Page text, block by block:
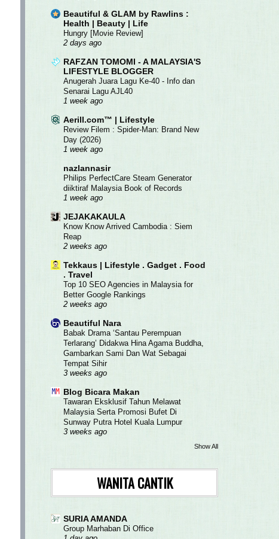
Beautiful & GLAM by Rawlins :
Health | Beauty | Life
Hungry [Movie Review]
2 days ago
RAFZAN TOMOMI - A MALAYSIA'S
LIFESTYLE BLOGGER
Anugerah Juara Lagu Ke-40 - Info dan
Senarai Lagu AJL40
1 week ago
Aerill.com™ | Lifestyle
Review Filem : Spider-Man: Brand New
Day (2026)
1 week ago
nazlannasir
Philips PerfectCare Steam Generator
diiktiraf Malaysia Book of Records
1 week ago
JEJAKAKAULA
Know Know Arrived Cambodia : Siem
Reap
2 weeks ago
Tekkaus | Lifestyle . Gadget . Food
. Travel
Top 10 SEO Agencies in Malaysia for
Better Google Rankings
2 weeks ago
Beautiful Nara
Babak Drama ‘Santau Perempuan
Terlarang’ Didakwa Hina Agama Buddha,
Gambarkan Sami Dan Wat Sebagai
Tempat Sihir
3 weeks ago
Blog Bicara Makan
Tawaran Eksklusif Tahun Melawat
Malaysia Serta Promosi Bufet Di
Sunway Putra Hotel Kuala Lumpur
3 weeks ago
Show All
WANITA CANTIK
SURIA AMANDA
Group Marhaban Di Office